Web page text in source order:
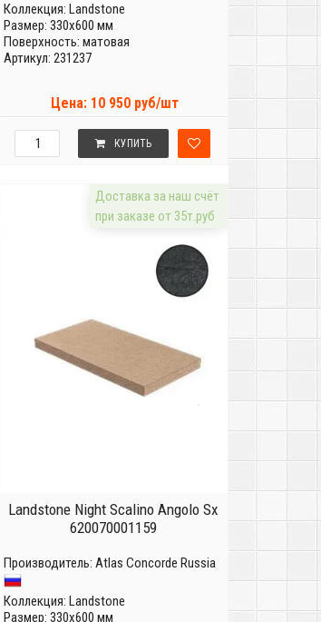
Коллекция: Landstone
Размер: 330x600 мм
Поверхность: матовая
Артикул: 231237
Цена: 10 950 руб/шт
КУПИТЬ
Доставка за наш счёт
при заказе от 35т.руб
Landstone Night Scalino Angolo Sx
620070001159
Производитель: Atlas Concorde Russia
Коллекция: Landstone
Размер: 330x600 мм